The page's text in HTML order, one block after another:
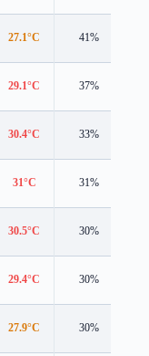
27.1°C 41%
29.1°C 37%
30.4°C 33%
31°C 31%
30.5°C 30%
29.4°C 30%
27.9°C 30%